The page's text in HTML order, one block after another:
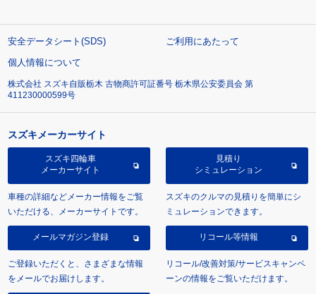
安全データシート(SDS)
ご利用にあたって
個人情報について
株式会社 スズキ自販栃木 古物商許可証番号 栃木県公安委員会 第
411230000599号
スズキメーカーサイト
スズキ四輪車
メーカーサイト
車種の詳細などメーカー情報をご覧
いただける、メーカーサイトです。
見積り
シミュレーション
スズキのクルマの見積りを簡単にシ
ミュレーションできます。
メールマガジン登録
ご登録いただくと、さまざまな情報
をメールでお届けします。
リコール等情報
リコール/改善対策/サービスキャンペ
ーンの情報をご覧いただけます。